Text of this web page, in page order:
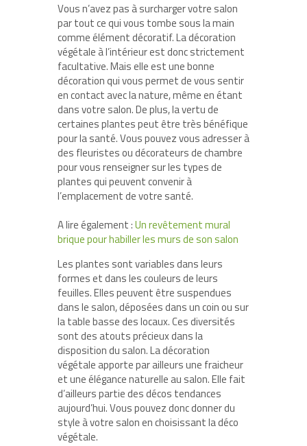
Vous n’avez pas à surcharger votre salon
par tout ce qui vous tombe sous la main
comme élément décoratif. La décoration
végétale à l’intérieur est donc strictement
facultative. Mais elle est une bonne
décoration qui vous permet de vous sentir
en contact avec la nature, même en étant
dans votre salon. De plus, la vertu de
certaines plantes peut être très bénéfique
pour la santé. Vous pouvez vous adresser à
des fleuristes ou décorateurs de chambre
pour vous renseigner sur les types de
plantes qui peuvent convenir à
l’emplacement de votre santé.
A lire également :Un revêtement mural
brique pour habiller les murs de son salon
Les plantes sont variables dans leurs
formes et dans les couleurs de leurs
feuilles. Elles peuvent être suspendues
dans le salon, déposées dans un coin ou sur
la table basse des locaux. Ces diversités
sont des atouts précieux dans la
disposition du salon. La décoration
végétale apporte par ailleurs une fraicheur
et une élégance naturelle au salon. Elle fait
d’ailleurs partie des décos tendances
aujourd’hui. Vous pouvez donc donner du
style à votre salon en choisissant la déco
végétale.